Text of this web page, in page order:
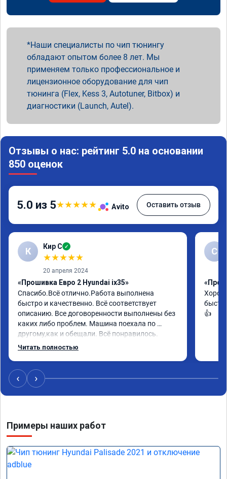
Наши специалисты по чип тюнингу
обладают опытом более 8 лет. Мы
применяем только профессиональное и
лицензионное оборудование для чип
тюнинга (Flex, Kess 3, Autotuner, Bitbox) и
диагностики (Launch, Autel).
Отзывы о нас: рейтинг 5.0 на основании
850 оценок
5.0 из 5★★★★★ Avito Оставить отзыв
К Кир С ✓
★★★★★
20 апреля 2024
«Прошивка Евро 2 Hyundai ix35»
Спасибо.Всё отлично.Работа выполнена
быстро и качественно. Всё соответствует
описанию. Все договоренности выполнены без
каких либо проблем. Машина поехала по
другому,как и обещали. Всё понравилось.
Рекомендую данную компанию.
Читать полностью
С
👍
‹ ›
Примеры наших работ